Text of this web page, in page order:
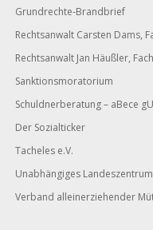
Grundrechte-Brandbrief
Rechtsanwalt Carsten Dams,
Rechtsanwalt Jan Häußler,
Sanktionsmoratorium
Schuldnerberatung – aBece
Der Sozialticker
Tacheles e.V.
Unabhängiges
Verband alleinerziehender